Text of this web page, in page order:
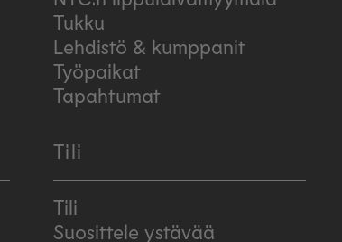
Tukku
Lehdistö & kumppanit
Työpaikat
Tapahtumat
Tili
Tili
Suosittele ystävää